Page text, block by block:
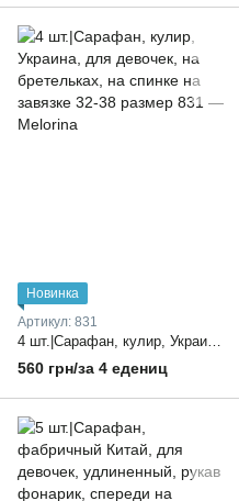
Новинка
Артикул: 831
4 шт.|Сарафан, кулир, Украина, для девочек, на бретельках, на спинке на завязке 32-38 размер
560 грн/за 4 едениц